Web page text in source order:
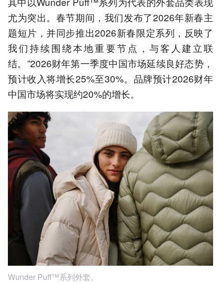
尤为突出。春节期间，我们发布了2026年新春主
题短片，并同步推出2026新春限定系列，反映了
我们持续围绕本地重要节点，与客人建立联
结。”2026财年第一季度中国市场延续良好态势，
预计收入将增长25%至30%。品牌预计2026财年
中国市场将实现约20%的增长。
Wunder Puff™系列外套。